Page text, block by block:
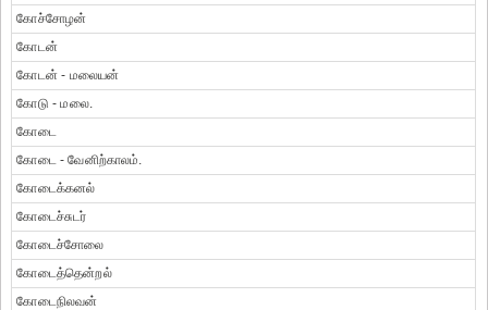
கோச்சோழன்
கோடன்
கோடன் - மலையன்
கோடு - மலை.
கோடை
கோடை - வேனிற்காலம்.
கோடைக்கனல்
கோடைச்சுடர்
கோடைச்சோலை
கோடைத்தென்றல்
கோடைநிலவன்